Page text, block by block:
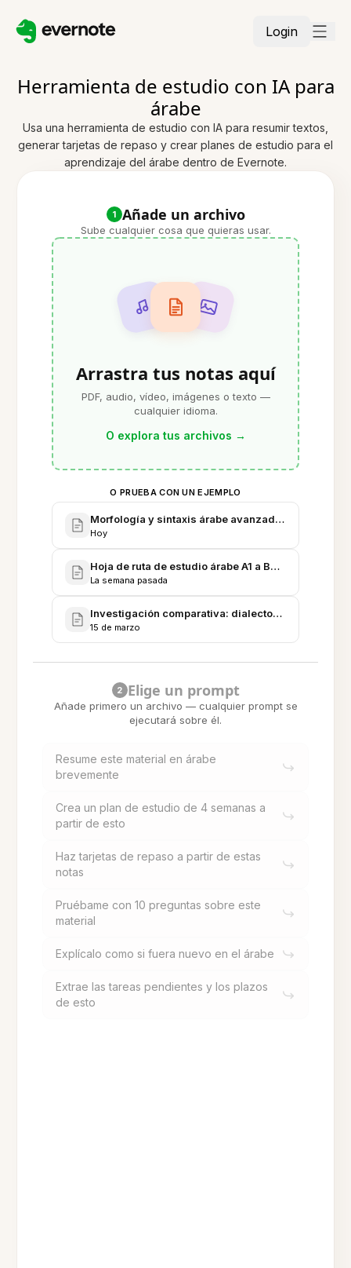
Login
Herramienta de estudio con IA para
árabe
Usa una herramienta de estudio con IA para resumir textos,
generar tarjetas de repaso y crear planes de estudio para el
aprendizaje del árabe dentro de Evernote.
1 Añade un archivo
Sube cualquier cosa que quieras usar.
Arrastra tus notas aquí
PDF, audio, vídeo, imágenes o texto —
cualquier idioma.
O explora tus archivos →
O PRUEBA CON UN EJEMPLO
Morfología y sintaxis árabe avanzada - Apuntes
Hoy
Hoja de ruta de estudio árabe A1 a B2 - Plan del
La semana pasada
Investigación comparativa: dialectos egipcio,
15 de marzo
2 Elige un prompt
Añade primero un archivo — cualquier prompt se
ejecutará sobre él.
Resume este material en árabe
brevemente
Crea un plan de estudio de 4 semanas a
partir de esto
Haz tarjetas de repaso a partir de estas
notas
Pruébame con 10 preguntas sobre este
material
Explícalo como si fuera nuevo en el árabe
Extrae las tareas pendientes y los plazos
de esto